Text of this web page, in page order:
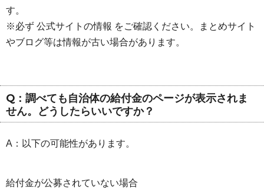
す。
※必ず 公式サイトの情報 をご確認ください。まとめサイト
やブログ等は情報が古い場合があります。
Q：調べても自治体の給付金のページが表示されま
せん。どうしたらいいですか？
A：以下の可能性があります。
給付金が公募されていない場合